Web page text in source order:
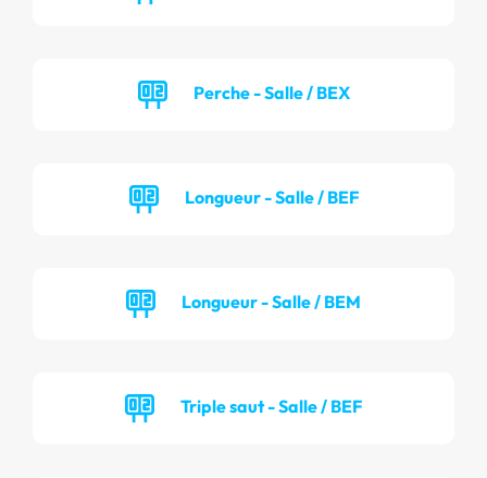
Perche - Salle / BEX
Longueur - Salle / BEF
Longueur - Salle / BEM
Triple saut - Salle / BEF